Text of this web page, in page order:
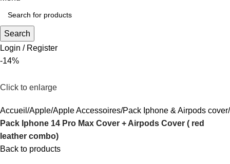
Search
Login / Register
-14%
Click to enlarge
Accueil Apple Apple Accessoires Pack Iphone & Airpods cover
Pack Iphone 14 Pro Max Cover + Airpods Cover ( red
leather combo)
Back to products